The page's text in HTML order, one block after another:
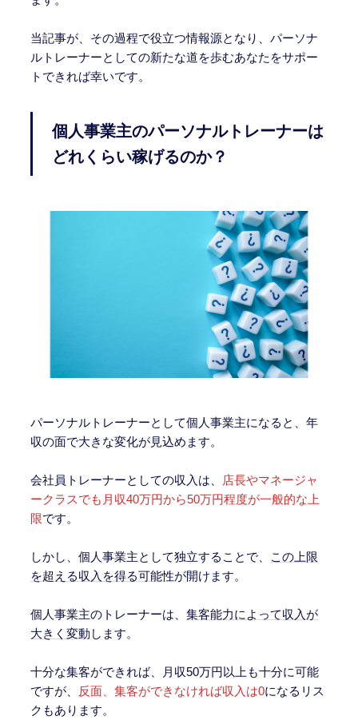
当記事が、その過程で役立つ情報源となり、パーソナ
ルトレーナーとしての新たな道を歩むあなたをサポー
トできれば幸いです。
個人事業主のパーソナルトレーナーは
どれくらい稼げるのか？
パーソナルトレーナーとして個人事業主になると、年
収の面で大きな変化が見込めます。
会社員トレーナーとしての収入は、
店長やマネージャ
ークラスでも月収40万円から50万円程度が一般的な上
限です。
しかし、個人事業主として独立することで、
この上限
を超える収入を得る可能性が開けます。
個人事業主のトレーナーは、集客能力によって収入が
大きく変動 します。
十分な集客ができれば、月収50万円以上も十分に可能
ですが、
反面、集客ができなければ収入は0になるリス
クもあります。